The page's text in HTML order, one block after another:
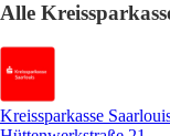
Alle
Kreissparkasse